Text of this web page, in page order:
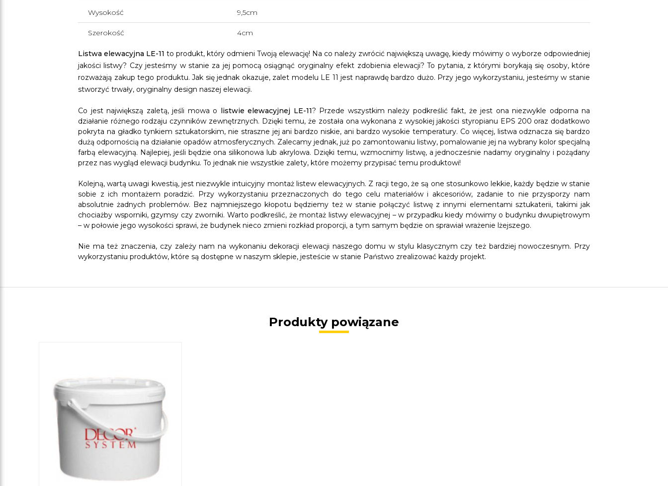
Wysokość 9,5cm
Szerokość 4cm
Listwa elewacyjna LE-11 to produkt, który odmieni Twoją elewację! Na co należy zwrócić największą uwagę, kiedy mówimy o wyborze odpowiedniej
jakości listwy? Czy jesteśmy w stanie za jej pomocą osiągnąć oryginalny efekt zdobienia elewacji? To pytania, z którymi borykają się osoby, które
rozważają zakup tego produktu. Jak się jednak okazuje, zalet modelu LE 11 jest naprawdę bardzo dużo. Przy jego wykorzystaniu, jesteśmy w stanie
stworzyć trwały, oryginalny design naszej elewacji.
Co jest największą zaletą, jeśli mowa o listwie elewacyjnej LE-11? Przede wszystkim należy podkreślić fakt, że jest ona niezwykle odporna na
działanie różnego rodzaju czynników zewnętrznych. Dzięki temu, że została ona wykonana z wysokiej jakości styropianu EPS 200 oraz dodatkowo
pokryta na gładko tynkiem sztukatorskim, nie straszne jej ani bardzo niskie, ani bardzo wysokie temperatury. Co więcej, listwa odznacza się bardzo
dużą odpornością na działanie opadów atmosferycznych. Zalecamy jednak, już po zamontowaniu listwy, pomalowanie jej na wybrany kolor specjalną
farbą elewacyjną. Najlepiej, jeśli będzie ona silikonowa lub akrylowa. Dzięki temu, wzmocnimy listwę, a jednocześnie nadamy oryginalny i pożądany
przez nas wygląd elewacji budynku. To jednak nie wszystkie zalety, które możemy przypisać temu produktowi!
Kolejną, wartą uwagi kwestią, jest niezwykle intuicyjny montaż listew elewacyjnych. Z racji tego, że są one stosunkowo lekkie, każdy będzie w stanie
sobie z ich montażem poradzić. Przy wykorzystaniu przeznaczonych do tego celu materiałów i akcesoriów, zadanie to nie przysporzy nam
absolutnie żadnych problemów. Bez najmniejszego kłopotu będziemy też w stanie połączyć listwę z innymi elementami sztukaterii, takimi jak
chociażby wsporniki, gzymsy czy zworniki. Warto podkreślić, że montaż listwy elewacyjnej – w przypadku kiedy mówimy o budynku dwupiętrowym
– w połowie jego wysokości sprawi, że budynek nieco zmieni rozkład proporcji, a tym samym będzie on sprawiał wrażenie lżejszego.
Nie ma też znaczenia, czy zależy nam na wykonaniu dekoracji elewacji naszego domu w stylu klasycznym czy też bardziej nowoczesnym. Przy
wykorzystaniu produktów, które są dostępne w naszym sklepie, jesteście w stanie Państwo zrealizować każdy projekt.
Produkty powiązane